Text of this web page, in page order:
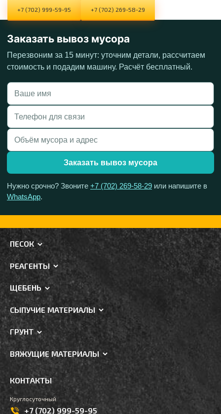
+7 (702) 999-59-95 +7 (702) 269-58-29
Заказать вывоз мусора
Перезвоним за 15 минут: уточним детали, рассчитаем
стоимость и подадим машину. Расчёт бесплатный.
Заказать вывоз мусора
Нужно срочно? Звоните +7 (702) 269-58-29 или напишите в
WhatsApp.
ПЕСОК
РЕАГЕНТЫ
ЩЕБЕНЬ
СЫПУЧИЕ МАТЕРИАЛЫ
ГРУНТ
ВЯЖУЩИЕ МАТЕРИАЛЫ
КОНТАКТЫ
Круглосуточный
+7 (702) 999-59-95